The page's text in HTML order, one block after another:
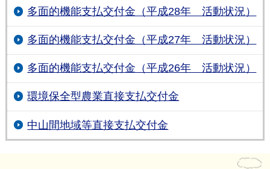
多面的機能支払交付金（平成28年 活動状況）
多面的機能支払交付金（平成27年 活動状況）
多面的機能支払交付金（平成26年 活動状況）
環境保全型農業直接支払交付金
中山間地域等直接支払交付金